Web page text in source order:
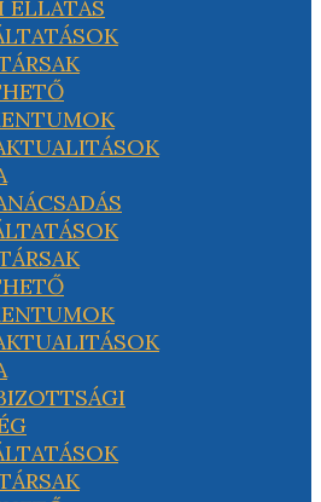
ELLÁTÁS